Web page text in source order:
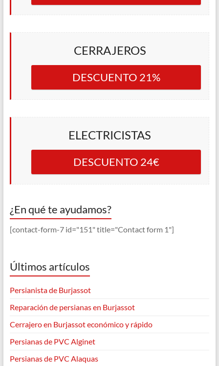
CERRAJEROS
DESCUENTO 21%
ELECTRICISTAS
DESCUENTO 24€
¿En qué te ayudamos?
[contact-form-7 id="151" title="Contact form 1"]
Últimos artículos
Persianista de Burjassot
Reparación de persianas en Burjassot
Cerrajero en Burjassot económico y rápido
Persianas de PVC Alginet
Persianas de PVC Alaquas